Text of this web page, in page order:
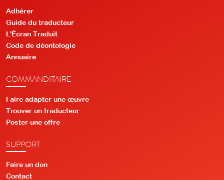
Adhérer
Guide du traducteur
L'Écran Traduit
Code de déontologie
Annuaire
COMMANDITAIRE
Faire adapter une œuvre
Trouver un traducteur
Poster une offre
SUPPORT
Faire un don
Contact